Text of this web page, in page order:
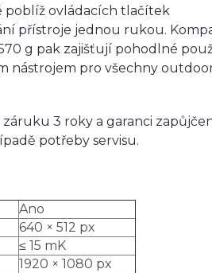
ovládacích tlačítek
přístroje jednou rukou.
g pak zajišťují pohodlné
nástrojem pro všechny
3 roky a garanci
potřeby servisu.
Ano
640 × 512 px
≤ 15 mK
1920 × 1080 px